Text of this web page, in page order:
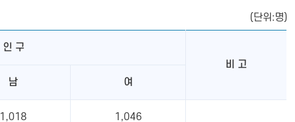
(단위:명)
인 구
비 고
남 여
1,018 1,046